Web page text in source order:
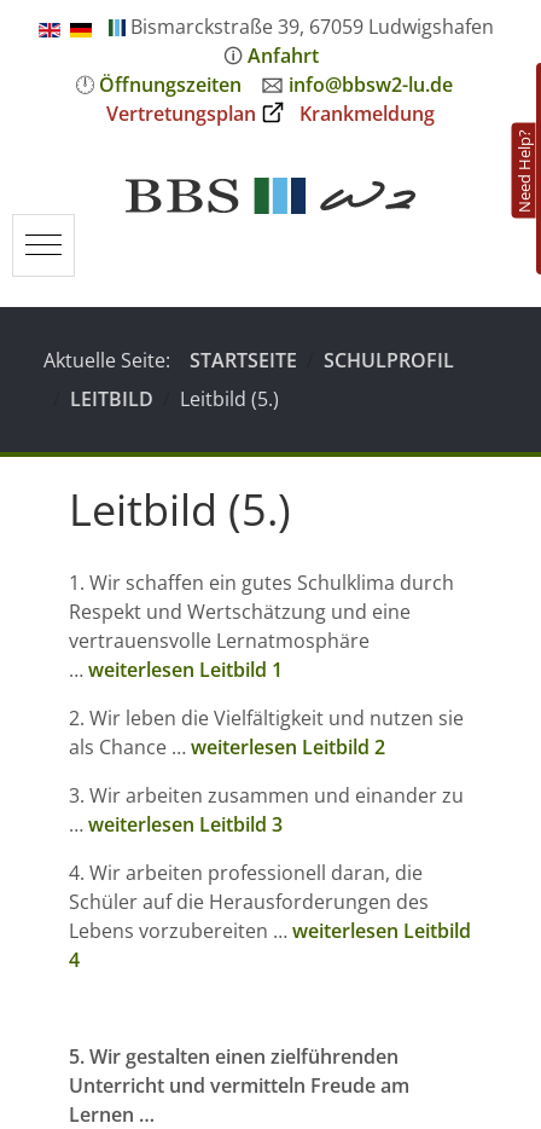
Bismarckstraße 39, 67059 Ludwigshafen
🛈Anfahrt
🕛 Öffnungszeiten 🖂 info@bbsw2-lu.de
Vertretungsplan
Krankmeldung
Need Help?
Mobile Menu Toggle
Aktuelle Seite: STARTSEITE
SCHULPROFIL
LEITBILD
Leitbild (5.)
Leitbild (5.)
1. Wir schaffen ein gutes Schulklima durch
Respekt und Wertschätzung und eine
vertrauensvolle Lernatmosphäre
…weiterlesen Leitbild 1
2. Wir leben die Vielfältigkeit und nutzen sie
als Chance …weiterlesen Leitbild 2
3. Wir arbeiten zusammen und einander zu
…weiterlesen Leitbild 3
4. Wir arbeiten professionell daran, die
Schüler auf die Herausforderungen des
Lebens vorzubereiten …weiterlesen Leitbild
4
5. Wir gestalten einen zielführenden
Unterricht und vermitteln Freude am
Lernen …